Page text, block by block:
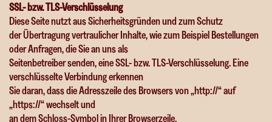
SSL- bzw. TLS-Verschlüsselung
Diese Seite nutzt aus Sicherheitsgründen und zum Schutz
der Übertragung vertraulicher Inhalte, wie zum Beispiel Bestellungen
oder Anfragen, die Sie an uns als
Seitenbetreiber senden, eine SSL- bzw. TLS-Verschlüsselung. Eine
verschlüsselte Verbindung erkennen
Sie daran, dass die Adresszeile des Browsers von „http://“ auf
„https://“ wechselt und
an dem Schloss-Symbol in Ihrer Browserzeile.